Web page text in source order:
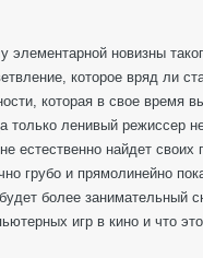
новизны
которое вряд ли
которая в свое время
ленивый режиссер
естественно найдет своих
грубо и прямолинейно
более занимательный
игр в кино и что